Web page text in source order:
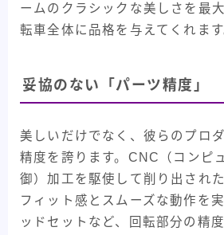
ームのクラシックな美しさを最
転車全体に品格を与えてくれます
妥協のない「パーツ精度」
美しいだけでなく、彼らのプロ
精度を誇ります。CNC（コンピ
御）加工を駆使して削り出され
フィット感とスムーズな動作を
ッドセットなど、回転部分の精